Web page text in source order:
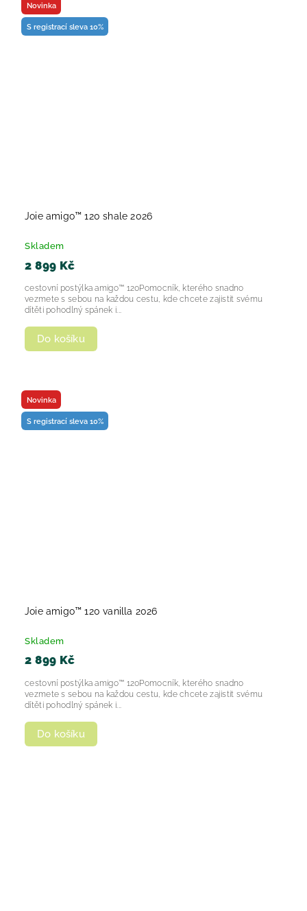
Novinka
S registrací sleva 10%
Joie amigo™ 120 shale 2026
Skladem
2 899 Kč
Do košíku
cestovní postýlka amigo™ 120Pomocník, kterého snadno
vezmete s sebou na každou cestu, kde chcete zajistit svému
dítěti pohodlný spánek i...
Novinka
S registrací sleva 10%
Joie amigo™ 120 vanilla 2026
Skladem
2 899 Kč
Do košíku
cestovní postýlka amigo™ 120Pomocník, kterého snadno
vezmete s sebou na každou cestu, kde chcete zajistit svému
dítěti pohodlný spánek i...